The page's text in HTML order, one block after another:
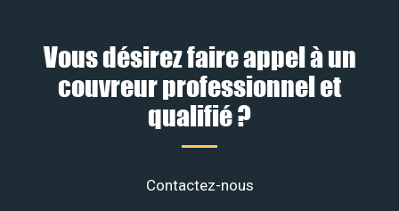
Vous désirez faire appel à un
couvreur professionnel et
qualifié ?
Contactez-nous